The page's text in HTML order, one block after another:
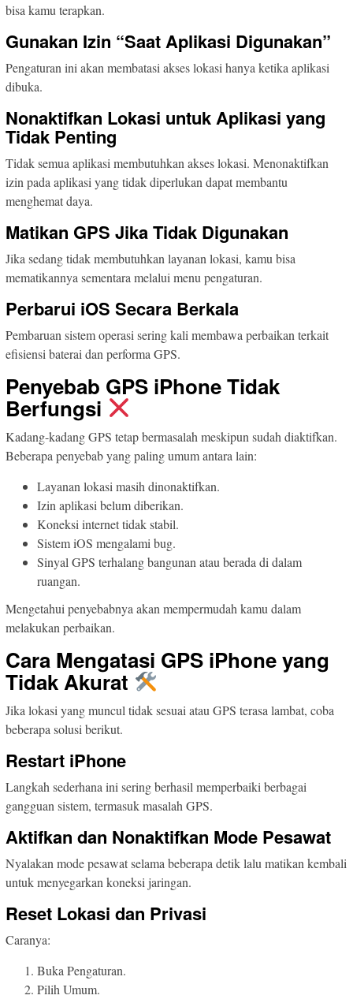
bisa kamu terapkan.
Gunakan Izin “Saat Aplikasi Digunakan”
Pengaturan ini akan membatasi akses lokasi hanya ketika aplikasi
dibuka.
Nonaktifkan Lokasi untuk Aplikasi yang
Tidak Penting
Tidak semua aplikasi membutuhkan akses lokasi. Menonaktifkan
izin pada aplikasi yang tidak diperlukan dapat membantu
menghemat daya.
Matikan GPS Jika Tidak Digunakan
Jika sedang tidak membutuhkan layanan lokasi, kamu bisa
mematikannya sementara melalui menu pengaturan.
Perbarui iOS Secara Berkala
Pembaruan sistem operasi sering kali membawa perbaikan terkait
efisiensi baterai dan performa GPS.
Penyebab GPS iPhone Tidak
Berfungsi
Kadang-kadang GPS tetap bermasalah meskipun sudah diaktifkan.
Beberapa penyebab yang paling umum antara lain:
Layanan lokasi masih dinonaktifkan.
Izin aplikasi belum diberikan.
Koneksi internet tidak stabil.
Sistem iOS mengalami bug.
Sinyal GPS terhalang bangunan atau berada di dalam
ruangan.
Mengetahui penyebabnya akan mempermudah kamu dalam
melakukan perbaikan.
Cara Mengatasi GPS iPhone yang
Tidak Akurat
Jika lokasi yang muncul tidak sesuai atau GPS terasa lambat, coba
beberapa solusi berikut.
Restart iPhone
Langkah sederhana ini sering berhasil memperbaiki berbagai
gangguan sistem, termasuk masalah GPS.
Aktifkan dan Nonaktifkan Mode Pesawat
Nyalakan mode pesawat selama beberapa detik lalu matikan kembali
untuk menyegarkan koneksi jaringan.
Reset Lokasi dan Privasi
Caranya:
Buka Pengaturan.
Pilih Umum.